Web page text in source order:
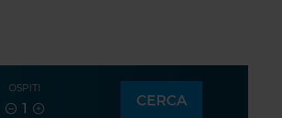
OSPITI
1 CERCA